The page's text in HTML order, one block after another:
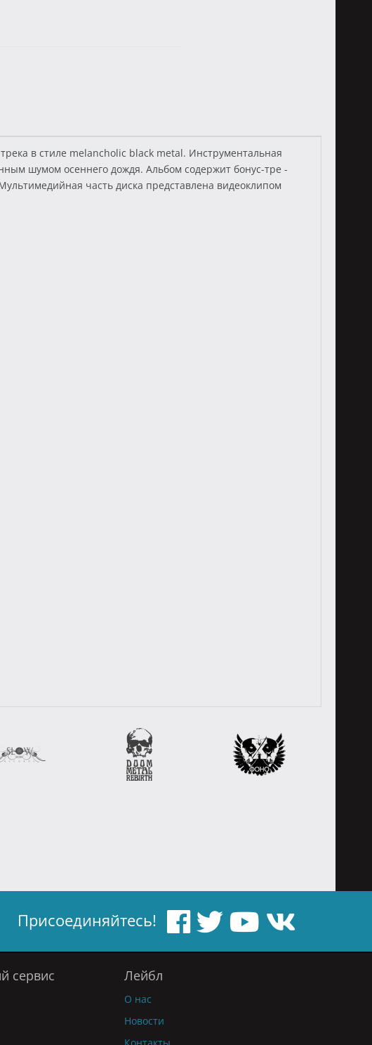
в стиле melancholic black metal. Инструментальная
шумом осеннего дождя. Альбом содержит бонус-тре -
часть диска представлена видеоклипом
Присоединяйтесь!
сервис Лейбл
О нас
Новости